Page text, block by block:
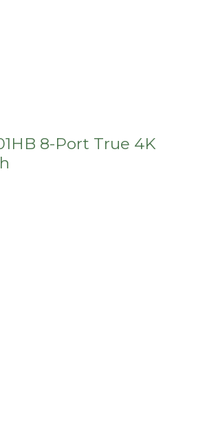
8-Port True 4K